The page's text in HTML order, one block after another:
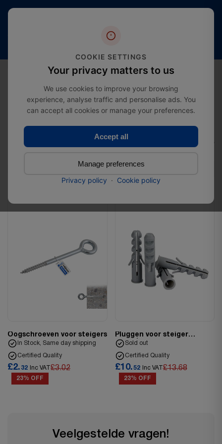
verzending
Home Category Oogbout
Oogschroeven voor steigers
In Stock, Same day shipping
Certified Quality
£2. 32 Inc VAT £3.02
23% OFF
Pluggen voor steiger
oogschroeven
Sold out
Certified Quality
£10.52 Inc VAT£13.68
23% OFF
Veelgestelde vragen!
COOKIE SETTINGS
Your privacy matters to us
We use cookies to improve your browsing
experience, analyse traffic and personalise ads. You
can accept all cookies or manage your preferences.
Accept all
Manage preferences
Privacy policy · Cookie policy